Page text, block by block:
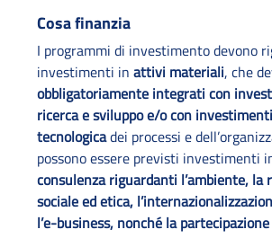
Cosa finanzia
I programmi di investimento devono
investimenti in attivi materiali, che
obbligatoriamente integrati con
ricerca e sviluppo e/o con
tecnologicadei processi e
possono essere previsti investimenti
consulenza riguardanti l’ambiente, la
sociale ed etica,
l’e-business, nonché la